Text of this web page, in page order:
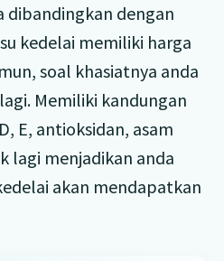
dibandingkan dengan
kedelai memiliki harga
soal khasiatnya anda
Memiliki kandungan
E, antioksidan, asam
lagi menjadikan anda
akan mendapatkan